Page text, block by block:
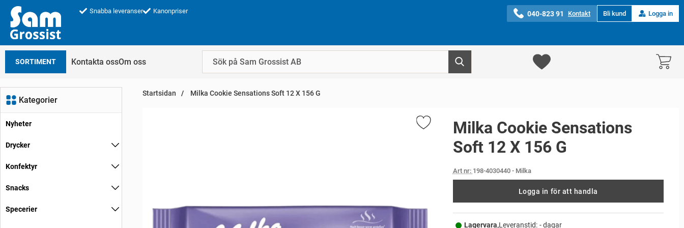
Snabba leveranser Kanonpriser 040-823 91 Kontakt Bli kund Logga in
SORTIMENT Kontakta ossOm oss
Kategorier
Nyheter
Drycker
Konfektyr
Snacks
Specerier
Startsidan Milka Cookie Sensations Soft 12 X 156 G
Milka Cookie Sensations
Soft 12 X 156 G
Art nr: 198-4030440- Milka
Logga in för att handla
Lagervara,Leveranstid: - dagar